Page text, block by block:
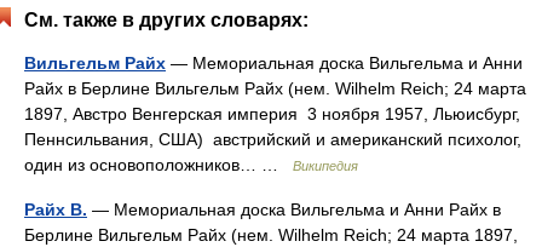
См. также в других словарях:
Вильгельм Райх — Мемориальная доска Вильгельма и Анни
Райх в Берлине Вильгельм Райх (нем. Wilhelm Reich; 24 марта
1897, Австро Венгерская империя 3 ноября 1957, Льюисбург,
Пеннсильвания, США) австрийский и американский психолог,
один из основоположников… …
Википедия
Райх В. — Мемориальная доска Вильгельма и Анни Райх в
Берлине Вильгельм Райх (нем. Wilhelm Reich; 24 марта 1897,